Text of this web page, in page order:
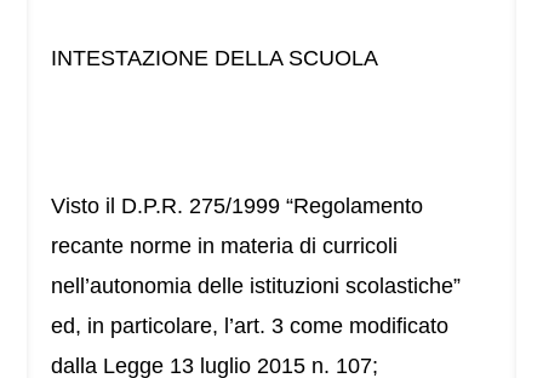
INTESTAZIONE DELLA SCUOLA
Visto il D.P.R. 275/1999 “Regolamento
recante norme in materia di curricoli
nell’autonomia delle istituzioni scolastiche”
ed, in particolare, l’art. 3 come modificato
dalla Legge 13 luglio 2015 n. 107;